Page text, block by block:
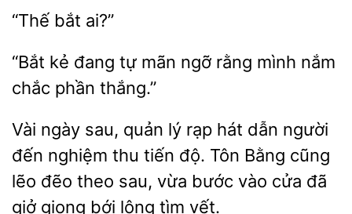
“Bắt
tự mãn ngỡ rằng mình nắm
chắc
thắng.”
Vài ngày sau,
lý rạp hát dẫn người
đến nghiệm thu tiến độ. Tôn Bằng
lẽo đẽo theo sau, vừa bước vào cửa đã
giở
bới lông tìm vết.